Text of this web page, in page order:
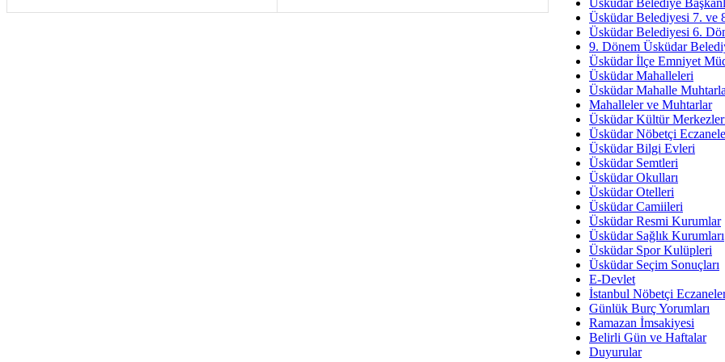
İmar Sorunlarının Genel
Arakan
Bayramın
Ruhsal
Üsküdar
Üsküdar Belediye
Üsküdar Belediyesi 7. ve
Üsküdar Belediyesi 6.
9. Dönem Üsküdar
Üsküdar İlçe Emniyet
Üsküdar Mahalleleri
Üsküdar Mahalle
Mahalleler ve Muhtarlar
Üsküdar Kültür
Üsküdar Nöbetçi
Üsküdar Bilgi Evleri
Üsküdar Semtleri
Üsküdar Okulları
Üsküdar Otelleri
Üsküdar Camiileri
Üsküdar Resmi Kurumlar
Üsküdar Sağlık Kurumları
Üsküdar Spor Kulüpleri
Üsküdar Seçim Sonuçları
E-Devlet
İstanbul Nöbetçi
Günlük Burç Yorumları
Ramazan İmsakiyesi
Belirli Gün ve Haftalar
Duyurular